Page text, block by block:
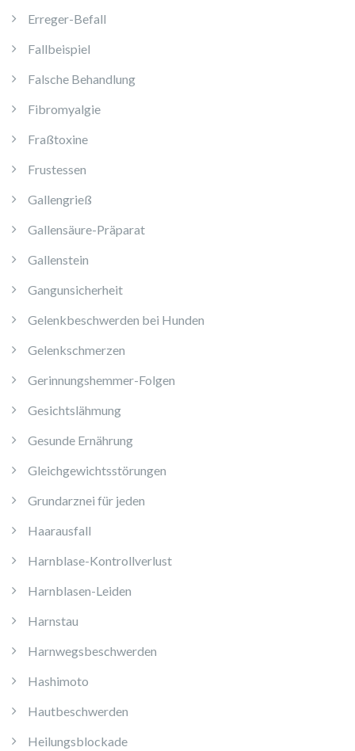
Erreger-Befall
Fallbeispiel
Falsche Behandlung
Fibromyalgie
Fraßtoxine
Frustessen
Gallengrieß
Gallensäure-Präparat
Gallenstein
Gangunsicherheit
Gelenkbeschwerden bei Hunden
Gelenkschmerzen
Gerinnungshemmer-Folgen
Gesichtslähmung
Gesunde Ernährung
Gleichgewichtsstörungen
Grundarznei für jeden
Haarausfall
Harnblase-Kontrollverlust
Harnblasen-Leiden
Harnstau
Harnwegsbeschwerden
Hashimoto
Hautbeschwerden
Heilungsblockade